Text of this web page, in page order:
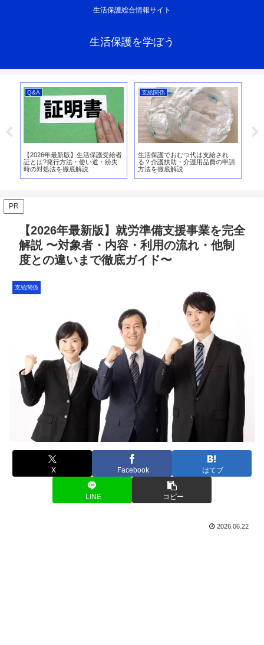
生活保護総合情報サイト
生活保護を学ぼう
Q&A
【2026年最新版】生活保護受給者
証とは?発行方法・使い道・紛失
時の対処法を徹底解説
支給関係
生活保護でおむつ代は支給され
る？介護扶助・介護用品費の申請
方法を徹底解説
PR
【2026年最新版】就労準備支援事業を完全
解説 〜対象者・内容・利用の流れ・他制
度との違いまで徹底ガイド〜
支給関係
X Facebook はてブ
LINE コピー
2026.06.22